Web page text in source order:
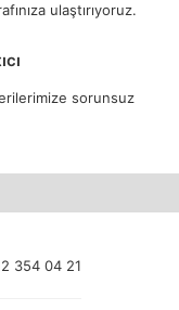
ulaştırıyoruz.
sorunsuz
354 04 21